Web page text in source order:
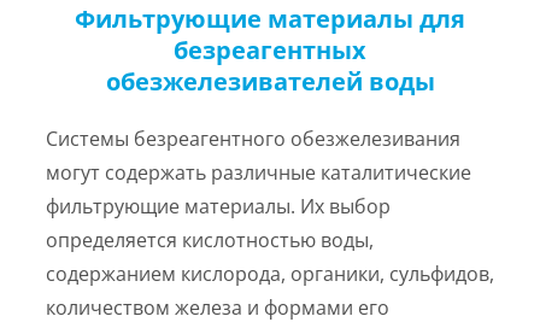
Фильтрующие материалы для
безреагентных
обезжелезивателей воды
Системы безреагентного обезжелезивания
могут содержать различные каталитические
фильтрующие материалы. Их выбор
определяется кислотностью воды,
содержанием кислорода, органики, сульфидов,
количеством железа и формами его